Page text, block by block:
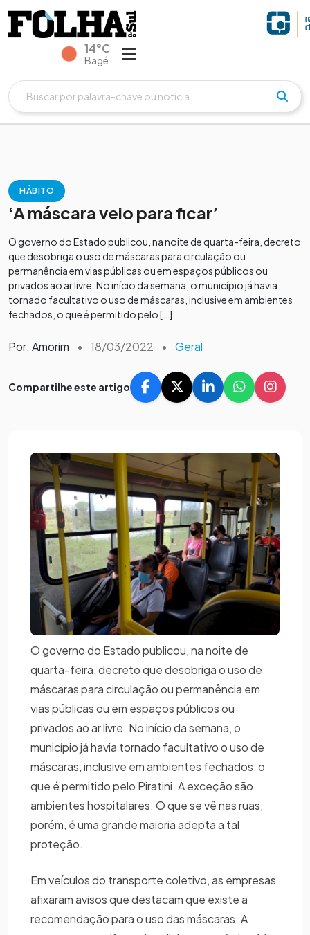
14°C
Bagé
HÁBITO
‘A máscara veio para ficar’
O governo do Estado publicou, na noite de quarta-feira, decreto
que desobriga o uso de máscaras para circulação ou
permanência em vias públicas ou em espaços públicos ou
privados ao ar livre. No início da semana, o município já havia
tornado facultativo o uso de máscaras, inclusive em ambientes
fechados, o que é permitido pelo […]
Por: Amorim • 18/03/2022 • Geral
Compartilhe este artigo
O governo do Estado publicou, na noite de
quarta-feira, decreto que desobriga o uso de
máscaras para circulação ou permanência em
vias públicas ou em espaços públicos ou
privados ao ar livre. No início da semana, o
município já havia tornado facultativo o uso de
máscaras, inclusive em ambientes fechados, o
que é permitido pelo Piratini. A exceção são
ambientes hospitalares. O que se vê nas ruas,
porém, é uma grande maioria adepta a tal
proteção.
Em veículos do transporte coletivo, as empresas
afixaram avisos que destacam que existe a
recomendação para o uso das máscaras. A